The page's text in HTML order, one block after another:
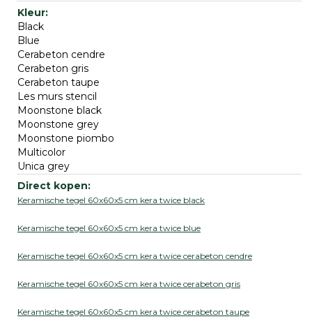
Black
Blue
Cerabeton cendre
Cerabeton gris
Cerabeton taupe
Les murs stencil
Moonstone black
Moonstone grey
Moonstone piombo
Multicolor
Unica grey
Keramische tegel 60x60x5 cm kera twice black
Keramische tegel 60x60x5 cm kera twice blue
Keramische tegel 60x60x5 cm kera twice cerabeton cendre
Keramische tegel 60x60x5 cm kera twice cerabeton gris
Keramische tegel 60x60x5 cm kera twice cerabeton taupe